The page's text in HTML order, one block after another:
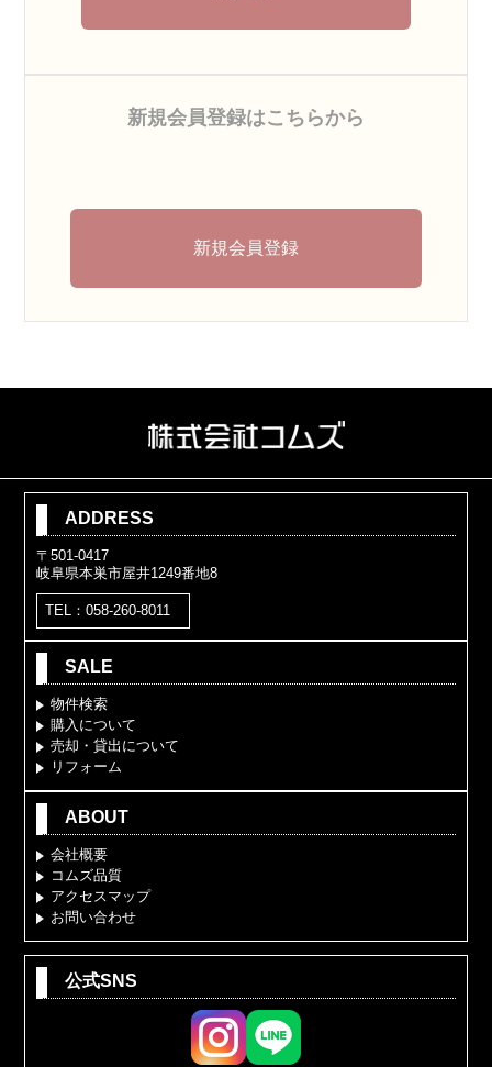
新規会員登録はこちらから
新規会員登録
ADDRESS
〒501-0417
岐阜県本巣市屋井1249番地8
TEL：058-260-8011
SALE
物件検索
購入について
売却・貸出について
リフォーム
ABOUT
会社概要
コムズ品質
アクセスマップ
お問い合わせ
公式SNS